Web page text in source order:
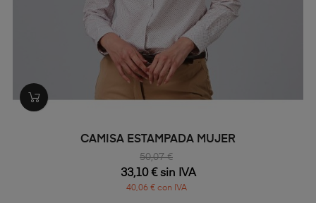
CAMISA ESTAMPADA MUJER
50,07 €
33,10 € sin IVA
40,06 € con IVA